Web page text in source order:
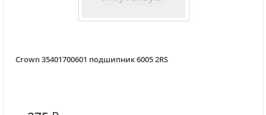
Crown 35401700601 подшипник 6005 2RS